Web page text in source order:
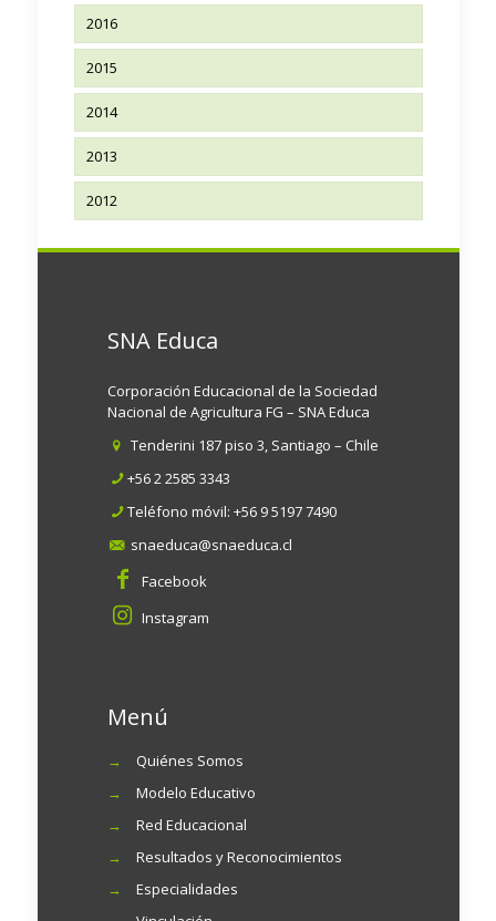
2016
2015
2014
2013
2012
SNA Educa
Corporación Educacional de la Sociedad
Nacional de Agricultura FG – SNA Educa
Tenderini 187 piso 3, Santiago – Chile
+56 2 2585 3343
Teléfono móvil: +56 9 5197 7490
snaeduca@snaeduca.cl
Facebook
Instagram
Menú
→
Quiénes Somos
→
Modelo Educativo
→
Red Educacional
→
Resultados y Reconocimientos
→
Especialidades